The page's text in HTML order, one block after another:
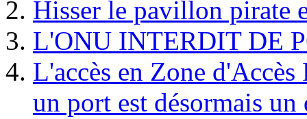
Hisser le pavillon pirate
L'ONU INTERDIT DE
L'accès en Zone
un port est désormais un